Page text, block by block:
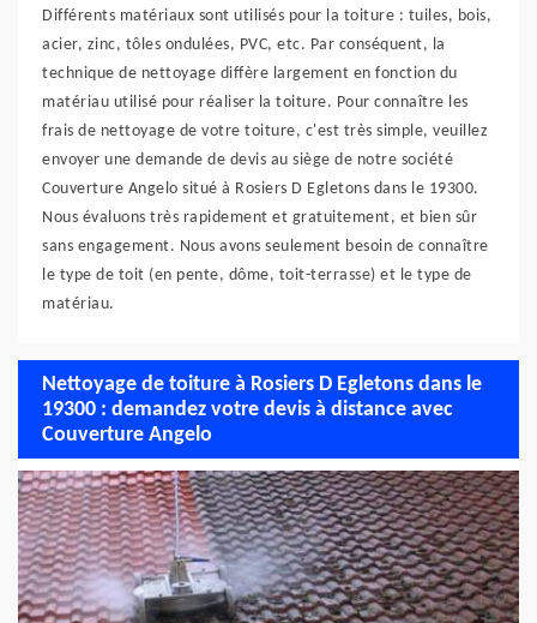
Différents matériaux sont utilisés pour la toiture : tuiles, bois,
acier, zinc, tôles ondulées, PVC, etc. Par conséquent, la
technique de nettoyage diffère largement en fonction du
matériau utilisé pour réaliser la toiture. Pour connaître les
frais de nettoyage de votre toiture, c'est très simple, veuillez
envoyer une demande de devis au siège de notre société
Couverture Angelo situé à Rosiers D Egletons dans le 19300.
Nous évaluons très rapidement et gratuitement, et bien sûr
sans engagement. Nous avons seulement besoin de connaître
le type de toit (en pente, dôme, toit-terrasse) et le type de
matériau.
Nettoyage de toiture à Rosiers D Egletons dans le
19300 : demandez votre devis à distance avec
Couverture Angelo